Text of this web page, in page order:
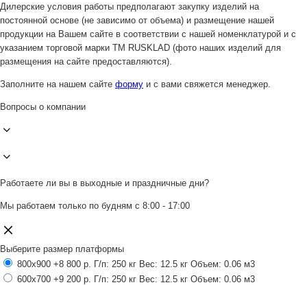
Дилерские условия работы предполагают закупку изделий на
постоянной основе (не зависимо от объема) и размещение нашей
продукции на Вашем сайте в соответствии с нашей номенклатурой и с
указанием торговой марки ТМ RUSKLAD (фото наших изделий для
размещения на сайте предоставляются).
Заполните на нашем сайте форму и с вами свяжется менеджер.
Вопросы о компании
Работаете ли вы в выходные и праздничные дни?
Мы работаем только по будням с 8:00 - 17:00
Выберите размер платформы
800x900 +8 800 р. Г/п: 250 кг Вес: 12.5 кг Объем: 0.06 м3
600x700 +9 200 р. Г/п: 250 кг Вес: 12.5 кг Объем: 0.06 м3